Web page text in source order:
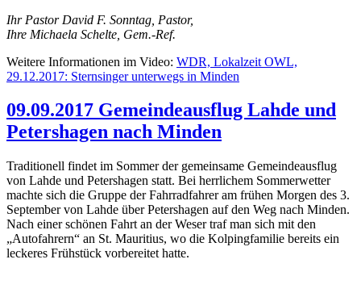
Ihr Pastor David F. Sonntag, Pastor,
Ihre Michaela Schelte, Gem.-Ref.
Weitere Informationen im Video: WDR, Lokalzeit OWL,
29.12.2017: Sternsinger unterwegs in Minden
09.09.2017 Gemeindeausflug Lahde und
Petershagen nach Minden
Traditionell findet im Sommer der gemeinsame Gemeindeausflug
von Lahde und Petershagen statt. Bei herrlichem Sommerwetter
machte sich die Gruppe der Fahrradfahrer am frühen Morgen des 3.
September von Lahde über Petershagen auf den Weg nach Minden.
Nach einer schönen Fahrt an der Weser traf man sich mit den
„Autofahrern“ an St. Mauritius, wo die Kolpingfamilie bereits ein
leckeres Frühstück vorbereitet hatte.